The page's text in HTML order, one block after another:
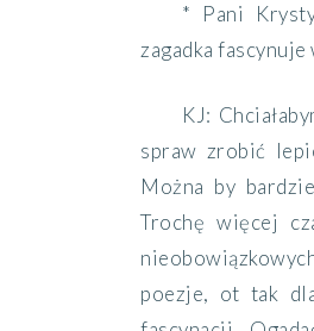
* Pani
zagadka
KJ:
spraw zrobić
Można by
Trochę więcej
poezje, ot tak